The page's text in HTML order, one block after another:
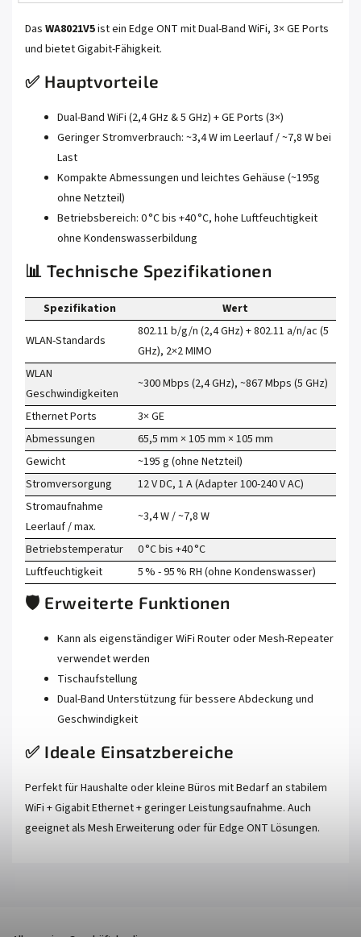
Das WA8021V5ist ein Edge ONT mit Dual‑Band WiFi, 3× GE Ports
und bietet Gigabit‑Fähigkeit.
✅ Hauptvorteile
Dual‑Band WiFi (2,4 GHz & 5 GHz) + GE Ports (3×)
Geringer Stromverbrauch: ~3,4 W im Leerlauf / ~7,8 W bei
Last
Kompakte Abmessungen und leichtes Gehäuse (~195g
ohne Netzteil)
Betriebsbereich: 0 °C bis +40 °C, hohe Luftfeuchtigkeit
ohne Kondenswasserbildung
📊 Technische Spezifikationen
Spezifikation
Wert
WLAN‑Standards
802.11 b/g/n (2,4 GHz) + 802.11 a/n/ac (5
GHz), 2×2 MIMO
WLAN
Geschwindigkeiten
~300 Mbps (2,4 GHz), ~867 Mbps (5 GHz)
Ethernet Ports
3× GE
Abmessungen
65,5 mm × 105 mm × 105 mm
Gewicht
~195 g (ohne Netzteil)
Stromversorgung
12 V DC, 1 A (Adapter 100‑240 V AC)
Stromaufnahme
Leerlauf / max.
~3,4 W / ~7,8 W
Betriebstemperatur
0 °C bis +40 °C
Luftfeuchtigkeit
5 % ‑ 95 % RH (ohne Kondenswasser)
🛡️ Erweiterte Funktionen
Kann als eigenständiger WiFi Router oder Mesh‑Repeater
verwendet werden
Tischaufstellung
Dual‑Band Unterstützung für bessere Abdeckung und
Geschwindigkeit
✅ Ideale Einsatzbereiche
Perfekt für Haushalte oder kleine Büros mit Bedarf an stabilem
WiFi + Gigabit Ethernet + geringer Leistungsaufnahme. Auch
geeignet als Mesh Erweiterung oder für Edge ONT Lösungen.